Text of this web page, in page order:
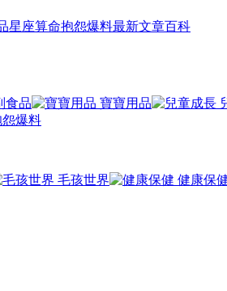
星座算命抱怨爆料最新文章百科
食品 寶寶用品
怨爆料
毛孩世界 健康保